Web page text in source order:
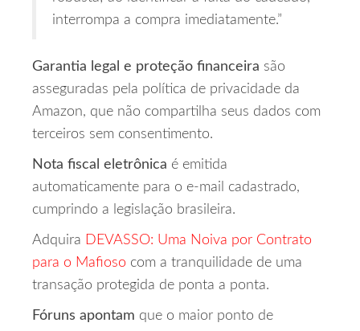
interrompa a compra imediatamente.”
Garantia legal e proteção financeira são
asseguradas pela política de privacidade da
Amazon, que não compartilha seus dados com
terceiros sem consentimento.
Nota fiscal eletrônica é emitida
automaticamente para o e‑mail cadastrado,
cumprindo a legislação brasileira.
Adquira DEVASSO: Uma Noiva por Contrato
para o Mafioso com a tranquilidade de uma
transação protegida de ponta a ponta.
Fóruns apontam que o maior ponto de